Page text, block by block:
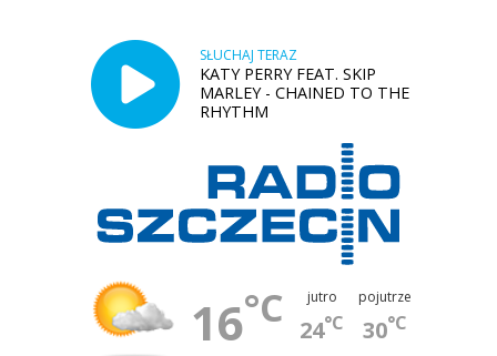
SŁUCHAJ TERAZ
KATY PERRY FEAT. SKIP
MARLEY - CHAINED TO THE
RHYTHM
16°C jutro
24°C
pojutrze
30°C